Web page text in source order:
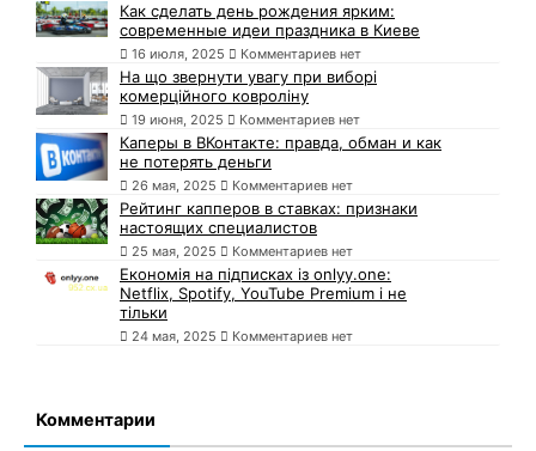
Как сделать день рождения ярким:
современные идеи праздника в Киеве
16 июля, 2025 Комментариев нет
На що звернути увагу при виборі
комерційного ковроліну
19 июня, 2025 Комментариев нет
Каперы в ВКонтакте: правда, обман и как
не потерять деньги
26 мая, 2025 Комментариев нет
Рейтинг капперов в ставках: признаки
настоящих специалистов
25 мая, 2025 Комментариев нет
Економія на підписках із onlyy.one:
Netflix, Spotify, YouTube Premium і не
тільки
24 мая, 2025 Комментариев нет
Комментарии